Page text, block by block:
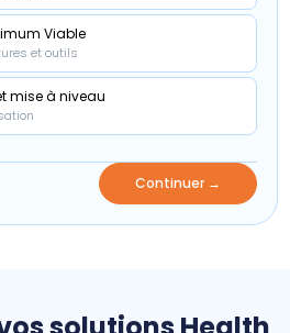
Viable
et outils
mise à niveau
Continuer →